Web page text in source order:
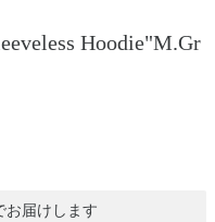
Hoodie"M.Gr
お届けします